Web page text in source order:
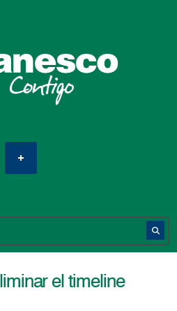
el timeline